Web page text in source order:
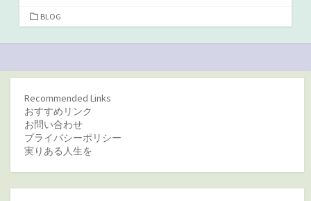
カ
テ
ゴ
BLOG
Recommended Links
おすすめリンク
お問い合わせ
プライバシーポリシー
実りある人生を